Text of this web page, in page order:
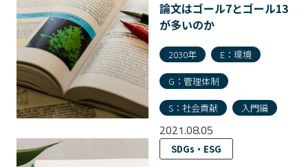
論文はゴール7とゴール13
が多いのか
2030年 E：環境
G：管理体制
S：社会貢献 入門編
2021.08.05
SDGs・ESG